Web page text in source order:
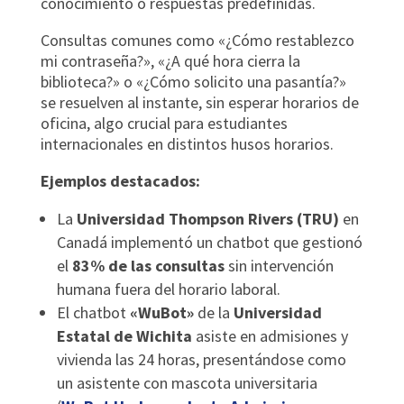
Consultas comunes como «¿Cómo restablezco
mi contraseña?», «¿A qué hora cierra la
biblioteca?» o «¿Cómo solicito una pasantía?»
se resuelven al instante, sin esperar horarios de
oficina, algo crucial para estudiantes
internacionales en distintos husos horarios.
Ejemplos destacados:
La Universidad Thompson Rivers (TRU) en
Canadá implementó un chatbot que gestionó
el 83% de las consultassin intervención
humana fuera del horario laboral.
El chatbot «WuBot»de la Universidad
Estatal de Wichita asiste en admisiones y
vivienda las 24 horas, presentándose como
un asistente con mascota universitaria